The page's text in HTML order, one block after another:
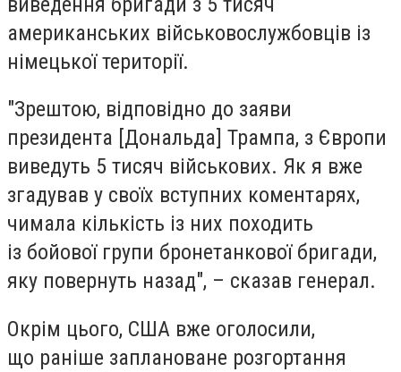
американських військовослужбовців із
німецької території.
"Зрештою, відповідно до заяви
президента [Дональда] Трампа, з Європи
виведуть 5 тисяч військових. Як я вже
згадував у своїх вступних коментарях,
чимала кількість із них походить
із бойової групи бронетанкової бригади,
яку повернуть назад", – сказав генерал.
Окрім цього, США вже оголосили,
що раніше заплановане розгортання